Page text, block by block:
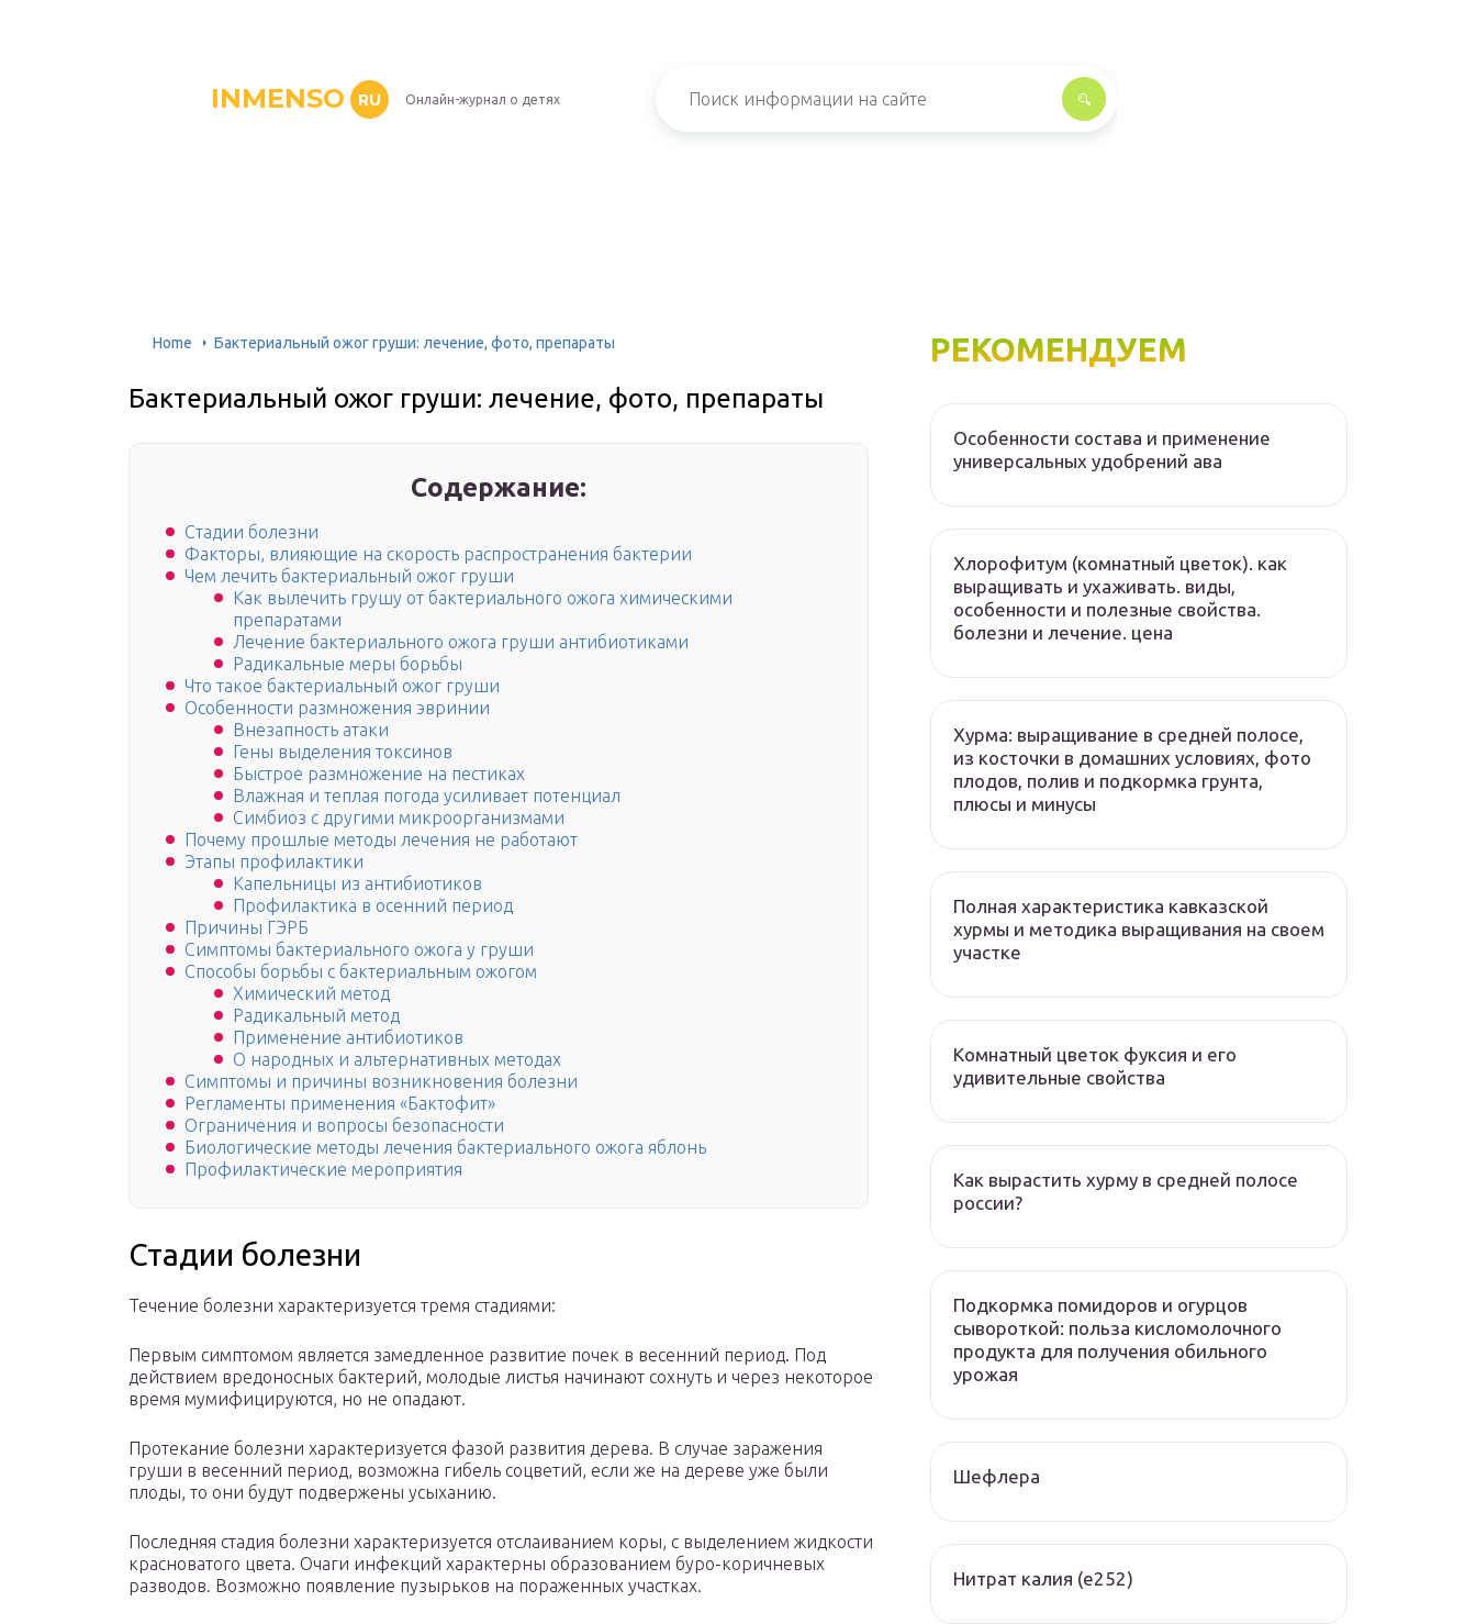
INMENSO RU Онлайн-журнал о детях
Home Бактериальный ожог груши: лечение, фото, препараты
Бактериальный ожог груши: лечение, фото, препараты
Содержание:
Стадии болезни
Факторы, влияющие на скорость распространения бактерии
Чем лечить бактериальный ожог груши
Как вылечить грушу от бактериального ожога химическими
препаратами
Лечение бактериального ожога груши антибиотиками
Радикальные меры борьбы
Что такое бактериальный ожог груши
Особенности размножения эвринии
Внезапность атаки
Гены выделения токсинов
Быстрое размножение на пестиках
Влажная и теплая погода усиливает потенциал
Симбиоз с другими микроорганизмами
Почему прошлые методы лечения не работают
Этапы профилактики
Капельницы из антибиотиков
Профилактика в осенний период
Причины ГЭРБ
Симптомы бактериального ожога у груши
Способы борьбы с бактериальным ожогом
Химический метод
Радикальный метод
Применение антибиотиков
О народных и альтернативных методах
Симптомы и причины возникновения болезни
Регламенты применения «Бактофит»
Ограничения и вопросы безопасности
Биологические методы лечения бактериального ожога яблонь
Профилактические мероприятия
Стадии болезни
Течение болезни характеризуется тремя стадиями:
Первым симптомом является замедленное развитие почек в весенний период. Под
действием вредоносных бактерий, молодые листья начинают сохнуть и через некоторое
время мумифицируются, но не опадают.
Протекание болезни характеризуется фазой развития дерева. В случае заражения
груши в весенний период, возможна гибель соцветий, если же на дереве уже были
плоды, то они будут подвержены усыханию.
Последняя стадия болезни характеризуется отслаиванием коры, с выделением жидкости
красноватого цвета. Очаги инфекций характерны образованием буро-коричневых
разводов. Возможно появление пузырьков на пораженных участках.
РЕКОМЕНДУЕМ
Особенности состава и применение
универсальных удобрений ава
Хлорофитум (комнатный цветок). как
выращивать и ухаживать. виды,
особенности и полезные свойства.
болезни и лечение. цена
Хурма: выращивание в средней полосе,
из косточки в домашних условиях, фото
плодов, полив и подкормка грунта,
плюсы и минусы
Полная характеристика кавказской
хурмы и методика выращивания на своем
участке
Комнатный цветок фуксия и его
удивительные свойства
Как вырастить хурму в средней полосе
россии?
Подкормка помидоров и огурцов
сывороткой: польза кисломолочного
продукта для получения обильного
урожая
Шефлера
Нитрат калия (е252)